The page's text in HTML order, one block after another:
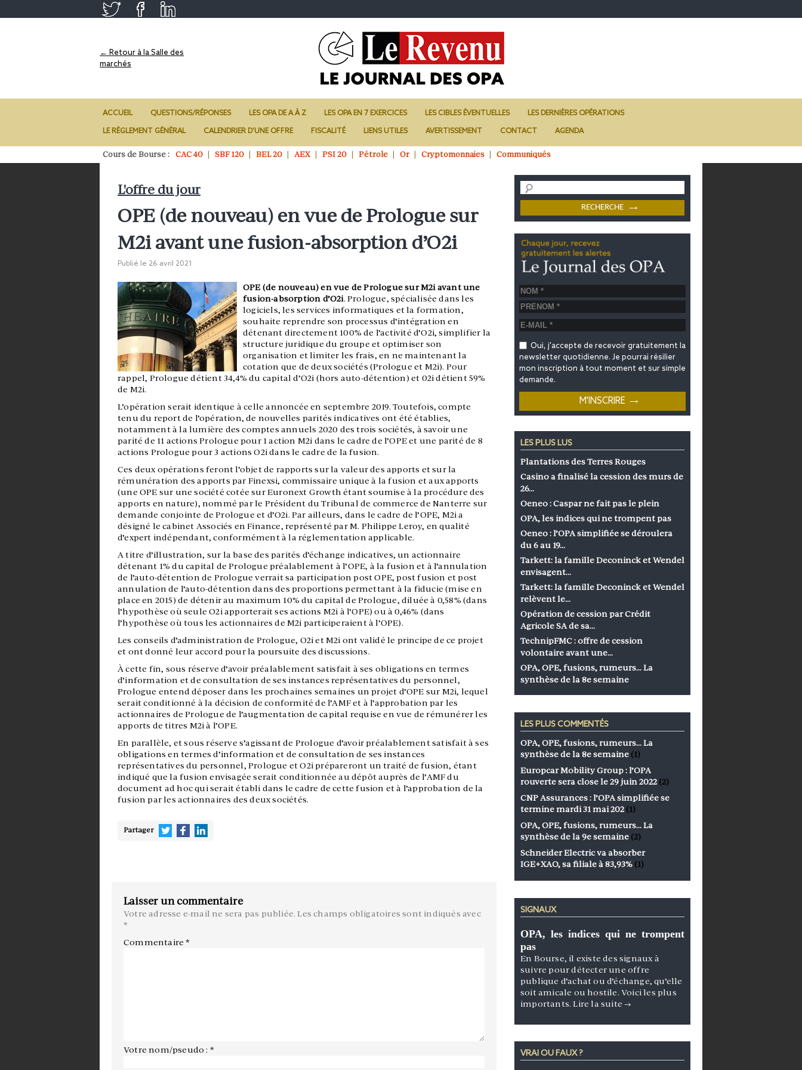
← Retour à la Salle des
marchés
ACCUEIL QUESTIONS/RÉPONSES LES OPA DE A À Z LES OPA EN 7 EXERCICES LES CIBLES ÉVENTUELLES LES DERNIÈRES OPÉRATIONS
LE RÈGLEMENT GÉNÉRAL CALENDRIER D’UNE OFFRE FISCALITÉ LIENS UTILES AVERTISSEMENT CONTACT AGENDA
Cours de Bourse : CAC 40 SBF 120 BEL 20 AEX PSI 20 Pétrole Or Cryptomonnaies Communiqués
L'offre du jour
OPE (de nouveau) en vue de Prologue sur
M2i avant une fusion-absorption d’O2i
Publié le 26 avril 2021
OPE (de nouveau) en vue de Prologue sur M2i avant une
fusion-absorption d’O2i. Prologue, spécialisée dans les
logiciels, les services informatiques et la formation,
souhaite reprendre son processus d’intégration en
détenant directement 100% de l’activité d’O2i, simplifier la
structure juridique du groupe et optimiser son
organisation et limiter les frais, en ne maintenant la
cotation que de deux sociétés (Prologue et M2i). Pour
rappel, Prologue détient 34,4% du capital d’O2i (hors auto-détention) et 02i détient 59%
de M2i.
L’opération serait identique à celle annoncée en septembre 2019. Toutefois, compte
tenu du report de l’opération, de nouvelles parités indicatives ont été établies,
notamment à la lumière des comptes annuels 2020 des trois sociétés, à savoir une
parité de 11 actions Prologue pour 1 action M2i dans le cadre de l’OPE et une parité de 8
actions Prologue pour 3 actions O2i dans le cadre de la fusion.
Ces deux opérations feront l’objet de rapports sur la valeur des apports et sur la
rémunération des apports par Finexsi, commissaire unique à la fusion et aux apports
(une OPE sur une société cotée sur Euronext Growth étant soumise à la procédure des
apports en nature), nommé par le Président du Tribunal de commerce de Nanterre sur
demande conjointe de Prologue et d’O2i. Par ailleurs, dans le cadre de l’OPE, M2i a
désigné le cabinet Associés en Finance, représenté par M. Philippe Leroy, en qualité
d’expert indépendant, conformément à la réglementation applicable.
A titre d’illustration, sur la base des parités d’échange indicatives, un actionnaire
détenant 1% du capital de Prologue préalablement à l’OPE, à la fusion et à l’annulation
de l’auto-détention de Prologue verrait sa participation post OPE, post fusion et post
annulation de l’auto-détention dans des proportions permettant à la fiducie (mise en
place en 2015) de détenir au maximum 10% du capital de Prologue, diluée à 0,58% (dans
l’hypothèse où seule O2i apporterait ses actions M2i à l’OPE) ou à 0,46% (dans
l’hypothèse où tous les actionnaires de M2i participeraient à l’OPE).
Les conseils d’administration de Prologue, O2i et M2i ont validé le principe de ce projet
et ont donné leur accord pour la poursuite des discussions.
À cette fin, sous réserve d’avoir préalablement satisfait à ses obligations en termes
d’information et de consultation de ses instances représentatives du personnel,
Prologue entend déposer dans les prochaines semaines un projet d’OPE sur M2i, lequel
serait conditionné à la décision de conformité de l’AMF et à l’approbation par les
actionnaires de Prologue de l’augmentation de capital requise en vue de rémunérer les
apports de titres M2i à l’OPE.
En parallèle, et sous réserve s’agissant de Prologue d’avoir préalablement satisfait à ses
obligations en termes d’information et de consultation de ses instances
représentatives du personnel, Prologue et O2i prépareront un traité de fusion, étant
indiqué que la fusion envisagée serait conditionnée au dépôt auprès de l’AMF du
document ad hoc qui serait établi dans le cadre de cette fusion et à l’approbation de la
fusion par les actionnaires des deux sociétés.
Partager
Laisser un commentaire
Votre adresse e-mail ne sera pas publiée. Les champs obligatoires sont indiqués avec
*
Commentaire*
Votre nom/pseudo : *
Oui, j'accepte de recevoir gratuitement la
newsletter quotidienne. Je pourrai résilier
mon inscription à tout moment et sur simple
demande.
LES PLUS LUS
Plantations des Terres Rouges
Casino a finalisé la cession des murs de
26…
Oeneo : Caspar ne fait pas le plein
OPA, les indices qui ne trompent pas
Oeneo : l’OPA simplifiée se déroulera
du 6 au 19…
Tarkett: la famille Deconinck et Wendel
envisagent…
Tarkett: la famille Deconinck et Wendel
relèvent le…
Opération de cession par Crédit
Agricole SA de sa…
TechnipFMC : offre de cession
volontaire avant une…
OPA, OPE, fusions, rumeurs… La
synthèse de la 8e semaine
LES PLUS COMMENTÉS
OPA, OPE, fusions, rumeurs… La
synthèse de la 8e semaine (1)
Europcar Mobility Group : l’OPA
rouverte sera close le 29 juin 2022 (2)
CNP Assurances : l’OPA simplifiée se
termine mardi 31 mai 202 (1)
OPA, OPE, fusions, rumeurs… La
synthèse de la 9e semaine (2)
Schneider Electric va absorber
IGE+XAO, sa filiale à 83,93% (1)
SIGNAUX
OPA, les indices qui ne trompent
pas
En Bourse, il existe des signaux à
suivre pour détecter une offre
publique d’achat ou d’échange, qu’elle
soit amicale ou hostile. Voici les plus
importants.Lire la suite →
VRAI OU FAUX ?